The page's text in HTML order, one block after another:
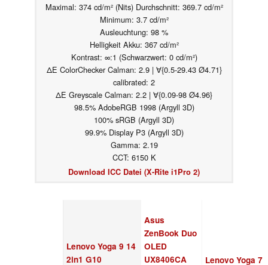
Maximal: 374 cd/m² (Nits) Durchschnitt: 369.7 cd/m²
Minimum: 3.7 cd/m²
Ausleuchtung: 98 %
Helligkeit Akku: 367 cd/m²
Kontrast: ∞:1 (Schwarzwert: 0 cd/m²)
ΔE ColorChecker Calman: 2.9 | ∀{0.5-29.43 Ø4.71}
calibrated: 2
ΔE Greyscale Calman: 2.2 | ∀{0.09-98 Ø4.96}
98.5% AdobeRGB 1998 (Argyll 3D)
100% sRGB (Argyll 3D)
99.9% Display P3 (Argyll 3D)
Gamma: 2.19
CCT: 6150 K
Download ICC Datei (X-Rite i1Pro 2)
Lenovo Yoga 9 14
2in1 G10
Asus
ZenBook Duo
OLED
UX8406CA
Lenovo Yoga 7